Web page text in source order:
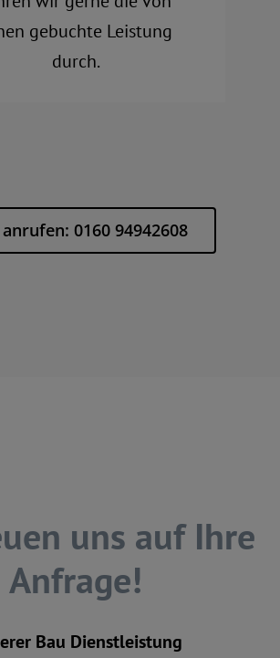
gebuchte Leistung
durch.
anrufen: 0160 94942608
uns auf Ihre
Anfrage!
Bau Dienstleistung